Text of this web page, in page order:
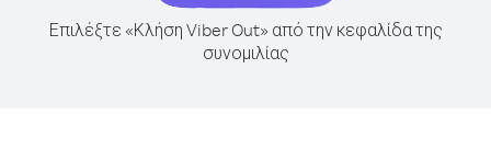
Επιλέξτε «Κλήση Viber Out» από την κεφαλίδα της
συνομιλίας